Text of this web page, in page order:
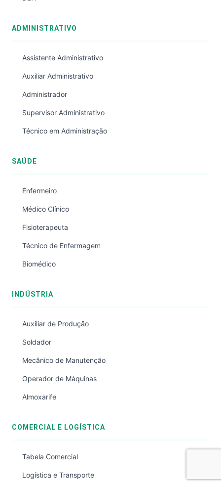
ADMINISTRATIVO
Assistente Administrativo
Auxiliar Administrativo
Administrador
Supervisor Administrativo
Técnico em Administração
SAÚDE
Enfermeiro
Médico Clínico
Fisioterapeuta
Técnico de Enfermagem
Biomédico
INDÚSTRIA
Auxiliar de Produção
Soldador
Mecânico de Manutenção
Operador de Máquinas
Almoxarife
COMERCIAL E LOGÍSTICA
Tabela Comercial
Logística e Transporte